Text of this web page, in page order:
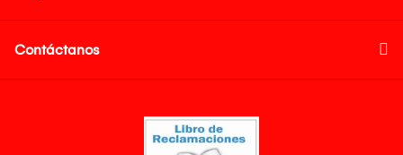
Contáctanos